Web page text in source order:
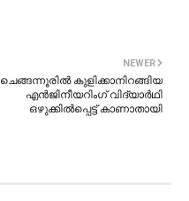
NEWER
ചെങ്ങന്നൂരിൽ കുളിക്കാനിറങ്ങിയ
എൻജിനീയറിംഗ് വിദ്യാർഥി
ഒഴുക്കിൽപ്പെട്ട് കാണാതായി